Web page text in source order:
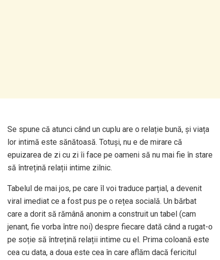
Se spune că atunci când un cuplu are o relație bună, și viața
lor intimă este sănătoasă. Totuși, nu e de mirare că
epuizarea de zi cu zi îi face pe oameni să nu mai fie în stare
să întrețină relații intime zilnic.
Tabelul de mai jos, pe care îl voi traduce parțial, a devenit
viral imediat ce a fost pus pe o rețea socială. Un bărbat
care a dorit să rămână anonim a construit un tabel (cam
jenant, fie vorba între noi) despre fiecare dată când a rugat-o
pe soție să întrețină relații intime cu el. Prima coloană este
cea cu data, a doua este cea în care aflăm dacă fericitul